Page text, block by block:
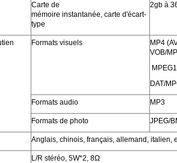
Carte de
mémoire instantanée, carte d'écart-
type
2gb à
Formats visuels
MP4
VOB/
DAT/
Formats audio MP3
Formats de photo JPEG/
Anglais, chinois, français, allemand, italien,
L/R stéréo, 5W*2, 8Ω